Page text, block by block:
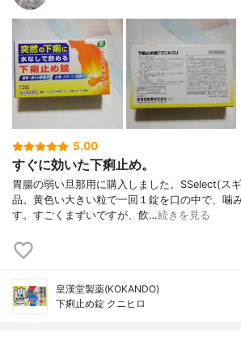
5.00
すぐに効いた下痢止め。
胃腸の弱い旦那用に購入しました。SSelect(ス
品。黄色い大きい粒で一回１錠を口の中で、噛
す。すごくまずいですが、飲…続きを見る
皇漢堂製薬(KOKANDO)
下痢止め錠 クニヒロ